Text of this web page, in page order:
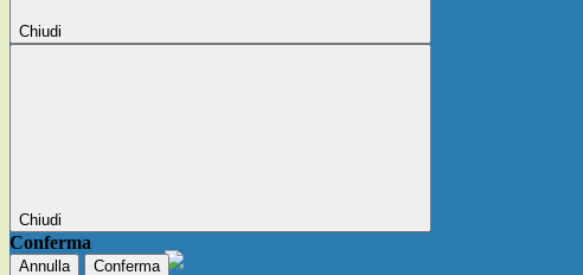
Chiudi
Chiudi
Conferma
Annulla Conferma